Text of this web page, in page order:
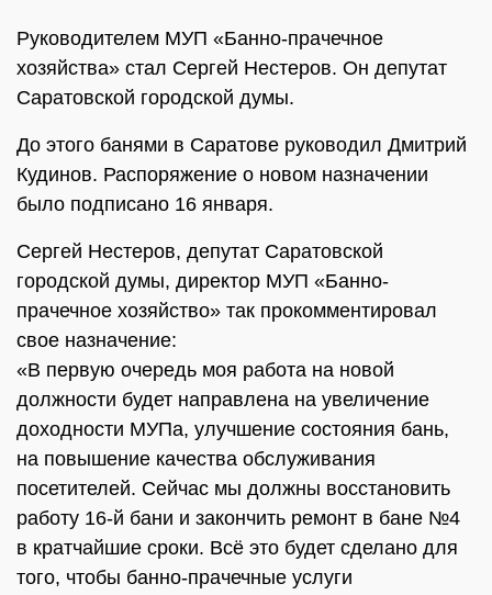
Руководителем МУП «Банно-прачечное
хозяйства» стал Сергей Нестеров. Он депутат
Саратовской городской думы.
До этого банями в Саратове руководил Дмитрий
Кудинов. Распоряжение о новом назначении
было подписано 16 января.
Сергей Нестеров, депутат Саратовской
городской думы, директор МУП «Банно-
прачечное хозяйство» так прокомментировал
свое назначение:
«В первую очередь моя работа на новой
должности будет направлена на увеличение
доходности МУПа, улучшение состояния бань,
на повышение качества обслуживания
посетителей. Сейчас мы должны восстановить
работу 16-й бани и закончить ремонт в бане №4
в кратчайшие сроки. Всё это будет сделано для
того, чтобы банно-прачечные услуги